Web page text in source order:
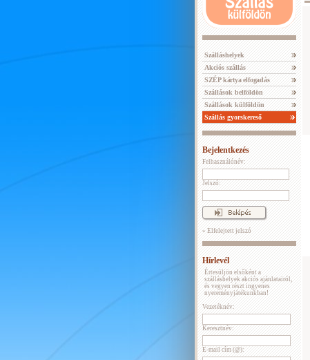
Szálláshelyek
Akciós szállás
SZÉP kártya elfogadás
Szállások belföldön
Szállások külföldön
Szállás gyorskereső
Bejelentkezés
Felhasználónév:
Jelszó:
» Elfelejtett jelszó
Hírlevél
Értesüljön elsőként a
szálláshelyek akciós ajánlatairól,
és vegyen részt ingyenes
nyereményjátékunkban!
Vezetéknév:
Keresztnév:
E-mail cím (@):